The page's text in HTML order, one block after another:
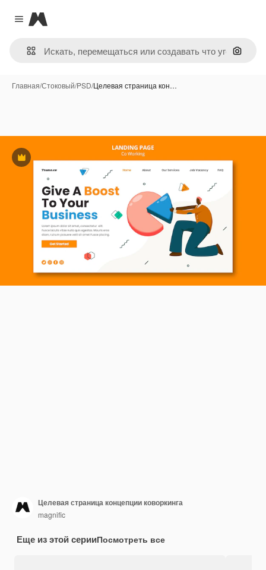
Close menu
Magnific
Поиск
Главная/Стоковый/PSD/Целевая страница кон…
Премиум
Целевая страница концепции коворкинга
magnific
Еще из этой серииПосмотреть все